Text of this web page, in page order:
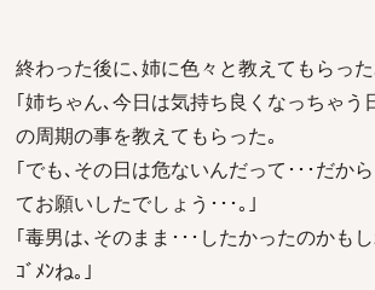
終わった後に､姉に色々と教えてもらった
｢姉ちゃん､今日は気持ち良くなっちゃう
の周期の事を教えてもらった｡
｢でも､その日は危ないんだって･･･だか
てお願いしたでしょう･･･｡｣
｢毒男は､そのまま･･･したかったのかも
ｺﾞﾒﾝね｡｣